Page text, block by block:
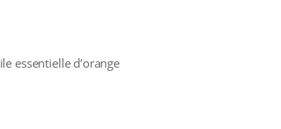
essentielle d’orange